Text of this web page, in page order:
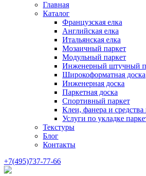
Главная
Каталог
Французская елка
Английская елка
Итальянская елка
Мозаичный паркет
Модульный паркет
Инженерный штучный
Широкоформатная доска
Инженерная доска
Паркетная доска
Спортивный паркет
Клеи, фанера и средства
Услуги по укладке
Текстуры
Блог
Контакты
+7(495)737-77-66